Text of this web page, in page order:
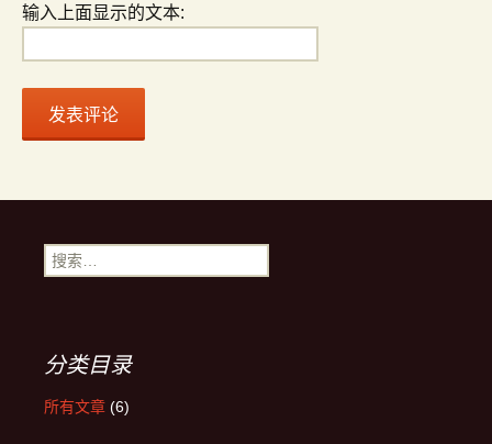
输入上面显示的文本:
搜索：
分类目录
所有文章 (6)